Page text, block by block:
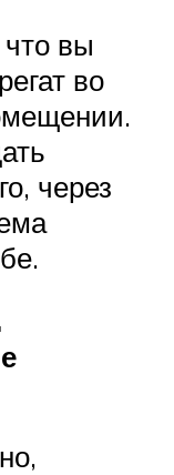
вы
во
через